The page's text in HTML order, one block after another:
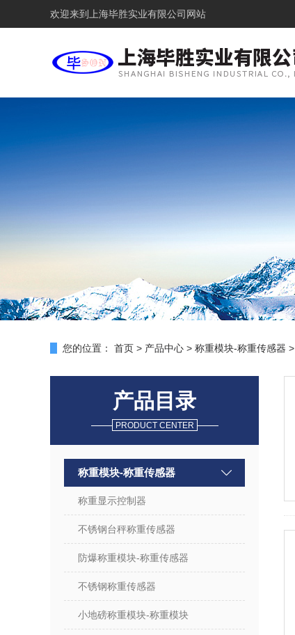
欢迎来到 上海毕胜实业有限公司网站
您的位置： 首页 > 产品中心 > 称重模块-称重传感器 >
产品目录
PRODUCT CENTER
称重模块-称重传感器
称重显示控制器
不锈钢台秤称重传感器
防爆称重模块-称重传感器
不锈钢称重传感器
小地磅称重模块-称重模块